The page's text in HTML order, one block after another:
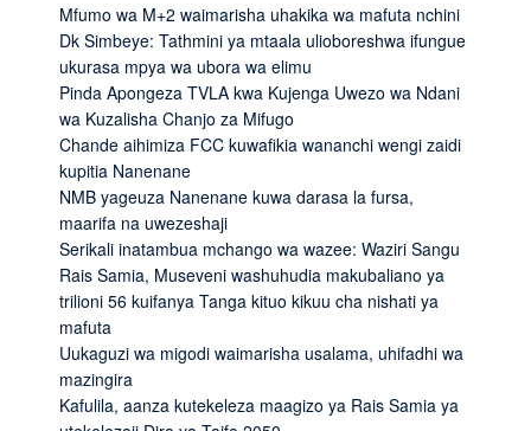
Mfumo wa M+2 waimarisha uhakika wa mafuta nchini
Dk Simbeye: Tathmini ya mtaala ulioboreshwa ifungue
ukurasa mpya wa ubora wa elimu
Pinda Apongeza TVLA kwa Kujenga Uwezo wa Ndani
wa Kuzalisha Chanjo za Mifugo
Chande aihimiza FCC kuwafikia wananchi wengi zaidi
kupitia Nanenane
NMB yageuza Nanenane kuwa darasa la fursa,
maarifa na uwezeshaji
Serikali inatambua mchango wa wazee: Waziri Sangu
Rais Samia, Museveni washuhudia makubaliano ya
trilioni 56 kuifanya Tanga kituo kikuu cha nishati ya
mafuta
Uukaguzi wa migodi waimarisha usalama, uhifadhi wa
mazingira
Kafulila, aanza kutekeleza maagizo ya Rais Samia ya